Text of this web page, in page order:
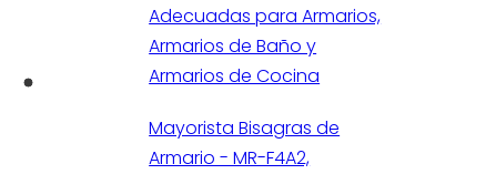
Adecuadas para Armarios,
Armarios de Baño y
Armarios de Cocina
Mayorista Bisagras de
Armario - MR-F4A2,